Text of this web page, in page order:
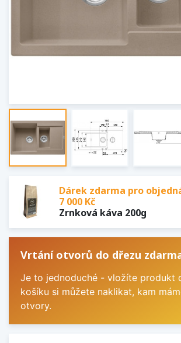
Dárek zdarma pro
7 000 Kč
Zrnková káva 200g
Vrtání otvorů do dřezu
Je to jednoduché - vložíte produkt
košíku si můžete naklikat, kam
otvory.